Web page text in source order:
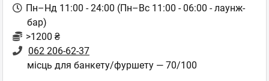
Пн–Нд 11:00 - 24:00 (Пн–Вс 11:00 - 06:00 - лаунж-
бар)
>1200 ₴
062 206-62-37
місць для банкету/фуршету — 70/100